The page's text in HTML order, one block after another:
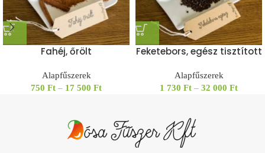
Fahéj, őrölt
Alapfűszerek
750 Ft – 17 500 Ft
Feketebors, egész tisztított
Alapfűszerek
1 730 Ft – 32 000 Ft